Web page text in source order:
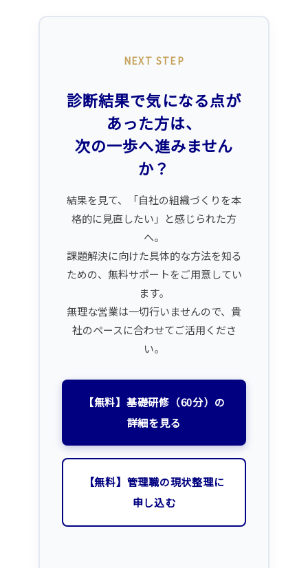
NEXT STEP
診断結果で気になる点が
あった方は、
次の一歩へ進みません
か？
結果を見て、「自社の組織づくりを本
格的に見直したい」と感じられた方
へ。
課題解決に向けた具体的な方法を知る
ための、無料サポートをご用意してい
ます。
無理な営業は一切行いませんので、貴
社のペースに合わせてご活用くださ
い。
【無料】基礎研修（60分）の
詳細を見る
【無料】管理職の現状整理に
申し込む